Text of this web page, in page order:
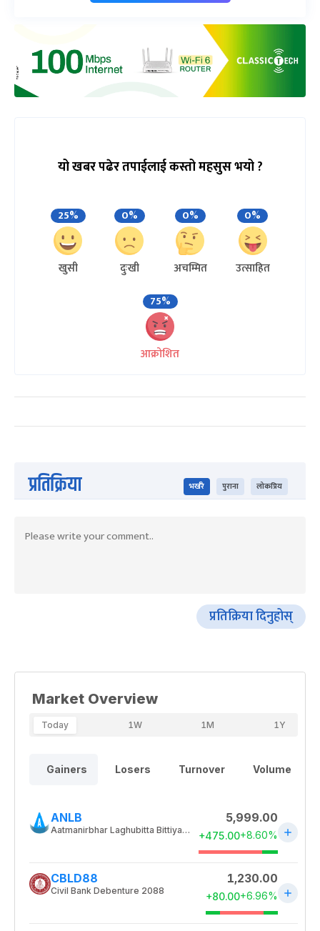
यो खबर पढेर तपाईलाई कस्तो महसुस भयो ?
25%
खुसी
0%
दुःखी
0%
अचम्मित
0%
उत्साहित
75%
आक्रोशित
प्रतिक्रिया भर्खरै पुराना लोकप्रिय
प्रतिक्रिया दिनुहोस्